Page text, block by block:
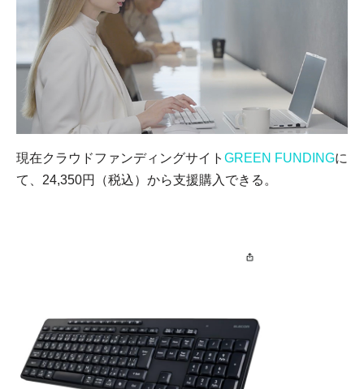
現在クラウドファンディングサイト GREEN FUNDINGに
て、24,350円（税込）から支援購入できる。